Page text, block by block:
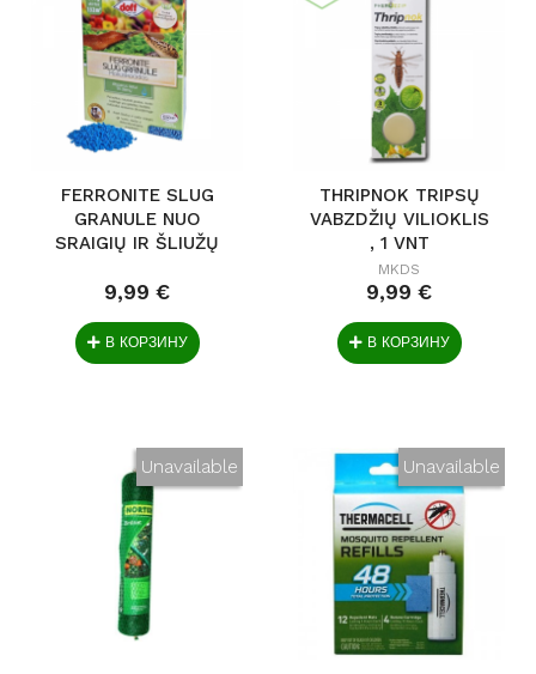
FERRONITE SLUG
GRANULE NUO
SRAIGIŲ IR ŠLIUŽŲ
9,99 €
В КОРЗИНУ
THRIPNOK TRIPSŲ
VABZDŽIŲ VILIOKLIS
, 1 VNT
MKDS
9,99 €
В КОРЗИНУ
Unavailable Unavailable